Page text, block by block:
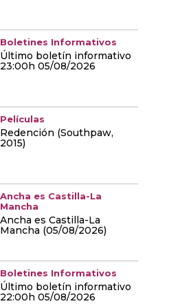
Boletines Informativos
Último boletín informativo
23:00h 05/08/2026
Películas
Redención (Southpaw,
2015)
Ancha es Castilla-La
Mancha
Ancha es Castilla-La
Mancha (05/08/2026)
Boletines Informativos
Último boletín informativo
22:00h 05/08/2026